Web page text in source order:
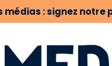
: signez notre